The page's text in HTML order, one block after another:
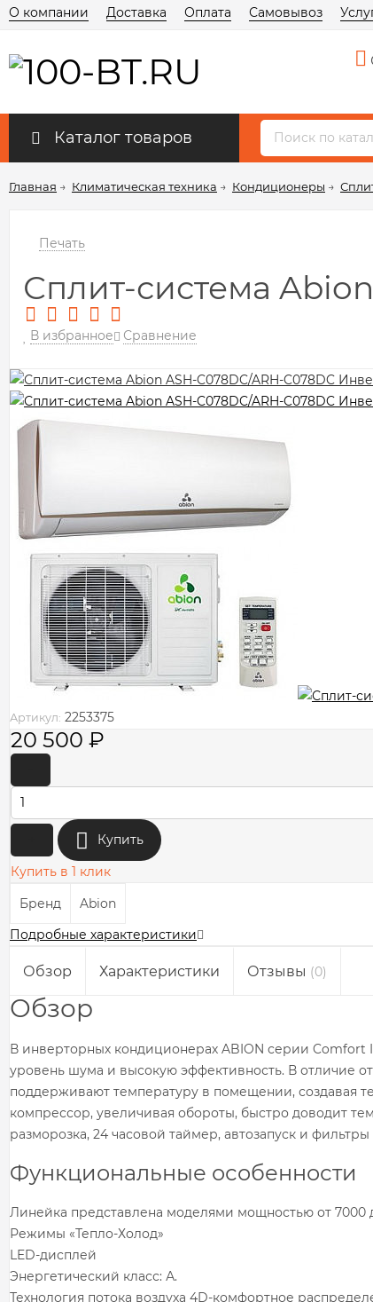
О компании Доставка Оплата Самовывоз
Каталог товаров
Главная → Климатическая техника → Кондиционеры →
Печать
Сплит-система
В избранное Сравнение
Артикул: 2253375
20 500 ₽
Купить
Купить в 1 клик
Бренд
Abion
Подробные характеристики
Обзор Характеристики Отзывы (0)
Обзор
В инверторных кондиционерах ABION серии Comfort
уровень шума и высокую эффективность. В отличие
поддерживают температуру в помещении, создавая
компрессор, увеличивая обороты, быстро доводит
разморозка, 24 часовой таймер, автозапуск и
Функциональные особенности
Линейка представлена моделями мощностью от 7000
Режимы «Тепло-Холод»
LED-дисплей
Энергетический класс: А.
Технология потока воздуха 4D-комфортное